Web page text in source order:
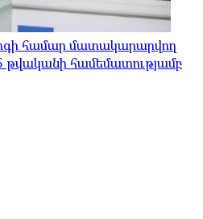
համար մատակարարվող
թվականի համեմատությամբ